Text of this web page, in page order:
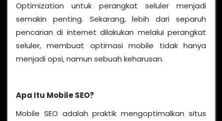
Optimization untuk perangkat seluler menjadi
semakin penting. Sekarang, lebih dari separuh
pencarian di internet dilakukan melalui perangkat
seluler, membuat optimasi mobile tidak hanya
menjadi opsi, namun sebuah keharusan.
Apa Itu Mobile SEO?
Mobile SEO adalah praktik mengoptimalkan situs